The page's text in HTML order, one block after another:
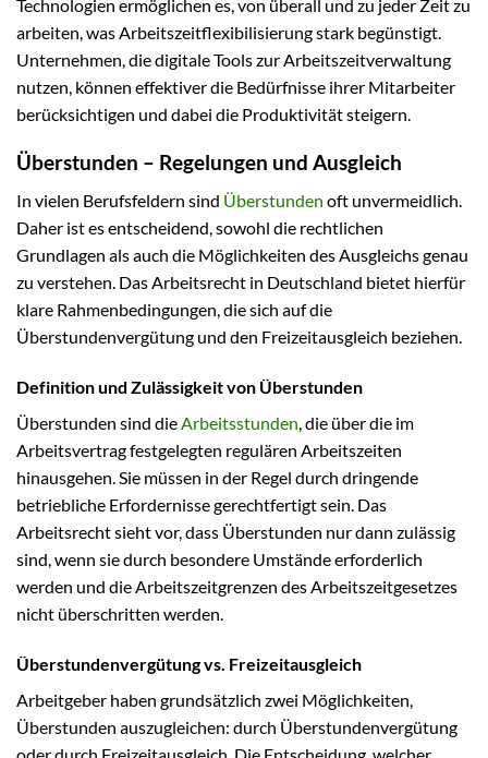
Technologien ermöglichen es, von überall und zu jeder Zeit zu
arbeiten, was Arbeitszeitflexibilisierung stark begünstigt.
Unternehmen, die digitale Tools zur Arbeitszeitverwaltung
nutzen, können effektiver die Bedürfnisse ihrer Mitarbeiter
berücksichtigen und dabei die Produktivität steigern.
Überstunden – Regelungen und Ausgleich
In vielen Berufsfeldern sind Überstunden oft unvermeidlich.
Daher ist es entscheidend, sowohl die rechtlichen
Grundlagen als auch die Möglichkeiten des Ausgleichs genau
zu verstehen. Das Arbeitsrecht in Deutschland bietet hierfür
klare Rahmenbedingungen, die sich auf die
Überstundenvergütung und den Freizeitausgleich beziehen.
Definition und Zulässigkeit von Überstunden
Überstunden sind dieArbeitsstunden, die über die im
Arbeitsvertrag festgelegten regulären Arbeitszeiten
hinausgehen. Sie müssen in der Regel durch dringende
betriebliche Erfordernisse gerechtfertigt sein. Das
Arbeitsrecht sieht vor, dass Überstunden nur dann zulässig
sind, wenn sie durch besondere Umstände erforderlich
werden und die Arbeitszeitgrenzen des Arbeitszeitgesetzes
nicht überschritten werden.
Überstundenvergütung vs. Freizeitausgleich
Arbeitgeber haben grundsätzlich zwei Möglichkeiten,
Überstunden auszugleichen: durch Überstundenvergütung
oder durch Freizeitausgleich. Die Entscheidung, welcher